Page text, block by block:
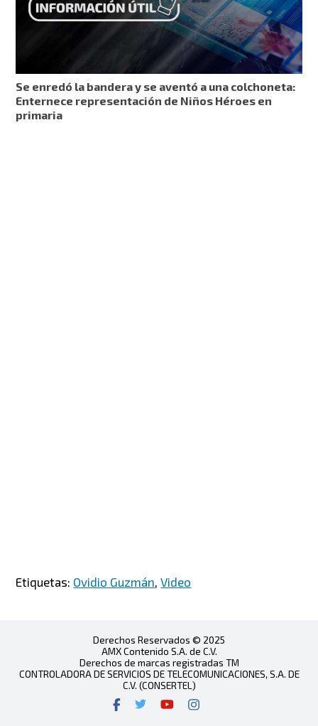
Se enredó la bandera y se aventó a una colchoneta:
Enternece representación de Niños Héroes en
primaria
Etiquetas: Ovidio Guzmán,Video
Derechos Reservados © 2025
AMX Contenido S.A. de C.V.
Derechos de marcas registradas TM
CONTROLADORA DE SERVICIOS DE TELECOMUNICACIONES, S.A. DE
C.V. (CONSERTEL)